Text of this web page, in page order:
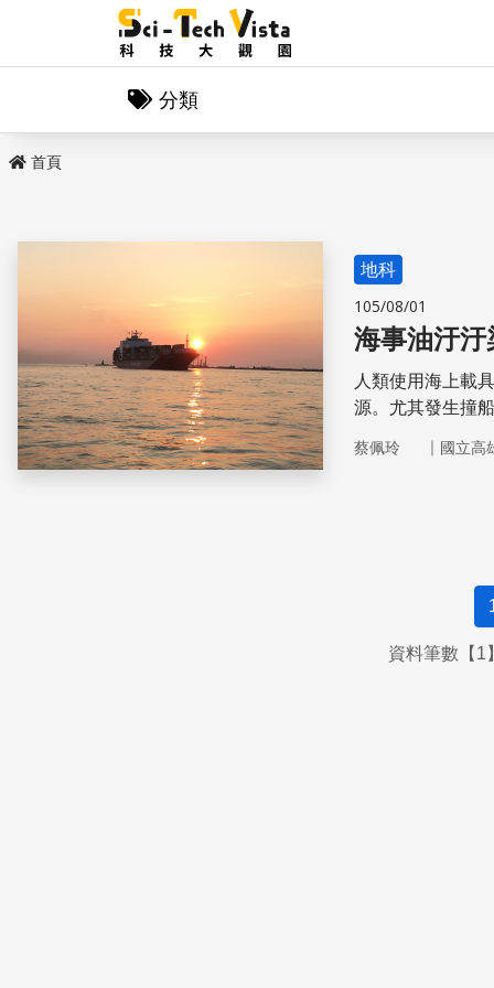
分類
首頁
地科
105/08/01
海事油汙
人類使用海上載
源。尤其發生撞
面油污於未來數
蔡佩玲 ｜ 國立高
資料筆數【1